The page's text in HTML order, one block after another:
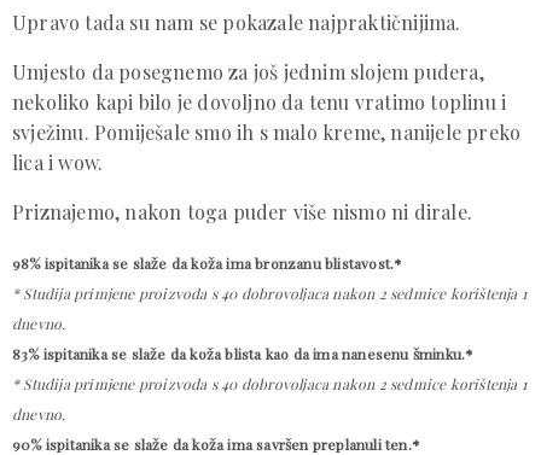
Upravo tada su nam se pokazale najpraktičnijima.
Umjesto da posegnemo za još jednim slojem pudera,
nekoliko kapi bilo je dovoljno da tenu vratimo toplinu i
svježinu. Pomiješale smo ih s malo kreme, nanijele preko
lica i wow.
Priznajemo, nakon toga puder više nismo ni dirale.
98% ispitanika se slaže da koža ima bronzanu blistavost.*
* Studija primjene proizvoda s 40 dobrovoljaca nakon 2 sedmice korištenja 1
dnevno.
83%ispitanikase slaže da koža blista kao da ima nanesenu šminku.*
* Studija primjene proizvoda s 40 dobrovoljaca nakon 2 sedmice korištenja 1
dnevno.
90%ispitanikase slaže da koža ima savršen preplanuli ten.*